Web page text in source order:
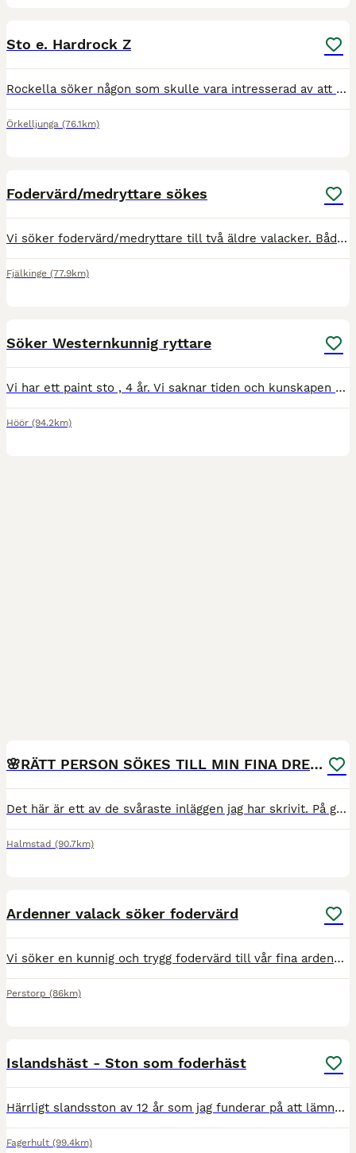
Sto e. Hardrock Z
Rockella söker någon som skulle vara intresserad av att fortsätta hennes utbildning och träna henne efter hennes behov. Hon har för ca 1-1,5 år sedan gått omkull och blivit sned bak över korset. Be
Örkelljunga (76.1km)
Fodervärd/medryttare sökes
Vi söker fodervärd/medryttare till två äldre valacker. Båda är väldigt snälla i hantering. Pigga och framåt vid ridning. Fina ridvägar finnes. Önskar i första hand att hästarna står kvar i nuvarande s
Fjälkinge (77.9km)
Söker Westernkunnig ryttare
Vi har ett paint sto , 4 år. Vi saknar tiden och kunskapen för att utbilda henne. Utbildning påbörjad förra sommaren, hade sadel och ryttare på ryggen i skritt. Då lite osäker och behövde mer tid.
Höör (94.2km)
🌸RÄTT PERSON SÖKES TILL MIN FINA DRESSYRHÄST🌸
Det här är ett av de svåraste inläggen jag har skrivit. På grund av utmattning behöver jag prioritera min återhämtning under en period. Därför söker jag en trygg, erfaren och ödmjuk person som som vil
Halmstad (90.7km)
Ardenner valack söker fodervärd
Vi söker en kunnig och trygg fodervärd till vår fina ardennervalack då vi känner att han behöver mer erfarenhet och kunskap än vad vi kan erbjuda honom idag. Han är en 6-årig ardennervalack på ca 155
Perstorp (86km)
Islandshäst - Ston som foderhäst
Härrligt slandsston av 12 år som jag funderar på att lämna ut till en fodervärd. Berätta gärna lite om dig själv och vad du har för planer och önskemål med hästen. SMILLA är ett mycket snällt svar
Fagerhult (99.4km)